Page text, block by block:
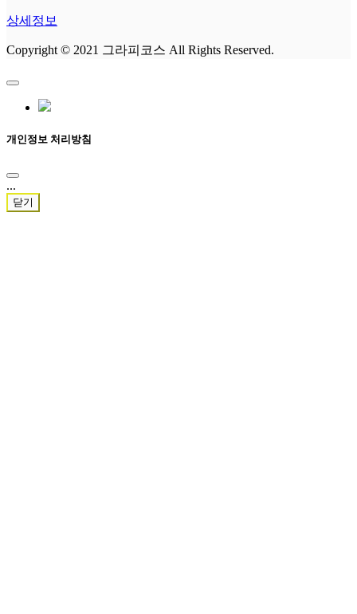
상세정보
Copyright © 2021 그라피코스 All Rights Reserved.
개인정보 처리방침
...
닫기